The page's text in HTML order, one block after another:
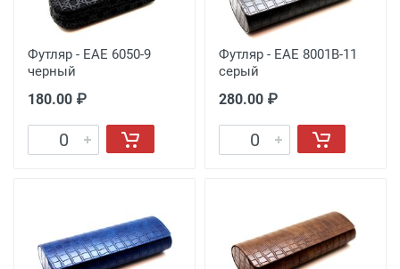
Футляр - EAE 6050-9
черный
180.00 ₽
Футляр - EAE 8001B-11
серый
280.00 ₽